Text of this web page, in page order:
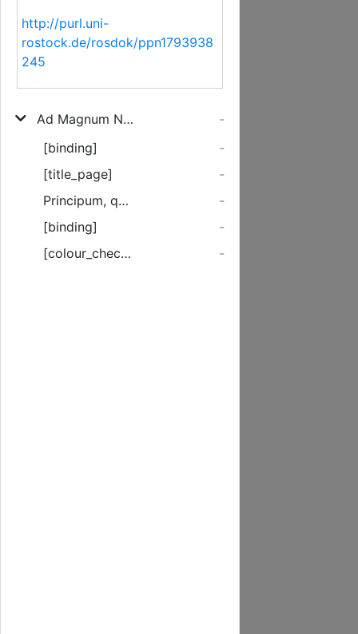
http://purl.uni-
rostock.de/rosdok/ppn1793938
245
Ad Magnum Natalem Serenissimi Principis Ac Domini, Domini Caroli Leopoldi, Ducis Regnatis Mecklenburgici ... Die XXVI. Novembris Feliciter Recurrentem Eodemqve Die Hora X. Antemerid. In Auditorio Maximo Festiva Oratione: De Dotibus Naturalibus Illorum, Qvi Ad Sceptra Nati Sunt Inter Concentus Musicos, Pie Devoteqve Celebrandum ...
-
[binding]
-
[title_page]
-
Principum, quanta esse debeat apud subditos aestimatio, ...
-
[binding]
-
[colour_checker]
-